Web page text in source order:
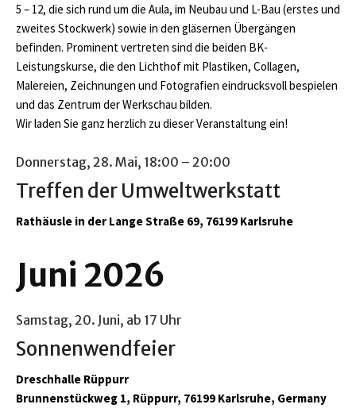
5 – 12, die sich rund um die Aula, im Neubau und L-Bau (erstes und
zweites Stockwerk) sowie in den gläsernen Übergängen
befinden. Prominent vertreten sind die beiden BK-
Leistungskurse, die den Lichthof mit Plastiken, Collagen,
Malereien, Zeichnungen und Fotografien eindrucksvoll bespielen
und das Zentrum der Werkschau bilden.
Wir laden Sie ganz herzlich zu dieser Veranstaltung ein!
Donnerstag, 28. Mai, 18:00 – 20:00
Treffen der Umweltwerkstatt
Rathäusle in der Lange Straße 69, 76199 Karlsruhe
Juni 2026
Samstag, 20. Juni, ab 17 Uhr
Sonnenwendfeier
Dreschhalle Rüppurr
Brunnenstückweg 1, Rüppurr, 76199 Karlsruhe, Germany